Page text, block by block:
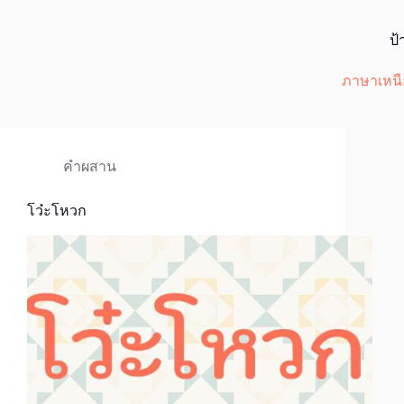
ป้
ภาษาเห
คำผสาน
โว๋ะโหวก